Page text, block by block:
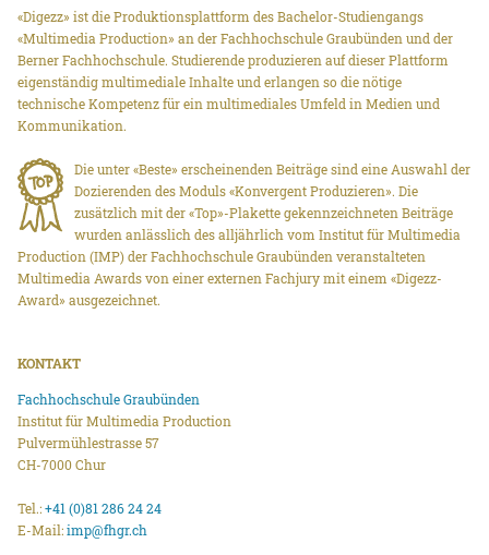
«Digezz» ist die Produktionsplattform des Bachelor-Studiengangs
«Multimedia Production» an der Fachhochschule Graubünden und der
Berner Fachhochschule. Studierende produzieren auf dieser Plattform
eigenständig multimediale Inhalte und erlangen so die nötige
technische Kompetenz für ein multimediales Umfeld in Medien und
Kommunikation.
Die unter «Beste» erscheinenden Beiträge sind eine Auswahl der
Dozierenden des Moduls «Konvergent Produzieren». Die
zusätzlich mit der «Top»-Plakette gekennzeichneten Beiträge
wurden anlässlich des alljährlich vom Institut für Multimedia
Production (IMP) der Fachhochschule Graubünden veranstalteten
Multimedia Awards von einer externen Fachjury mit einem «Digezz-
Award» ausgezeichnet.
KONTAKT
Fachhochschule Graubünden
Institut für Multimedia Production
Pulvermühlestrasse 57
CH-7000 Chur
Tel.:+41 (0)81 286 24 24
E-Mail:imp@fhgr.ch